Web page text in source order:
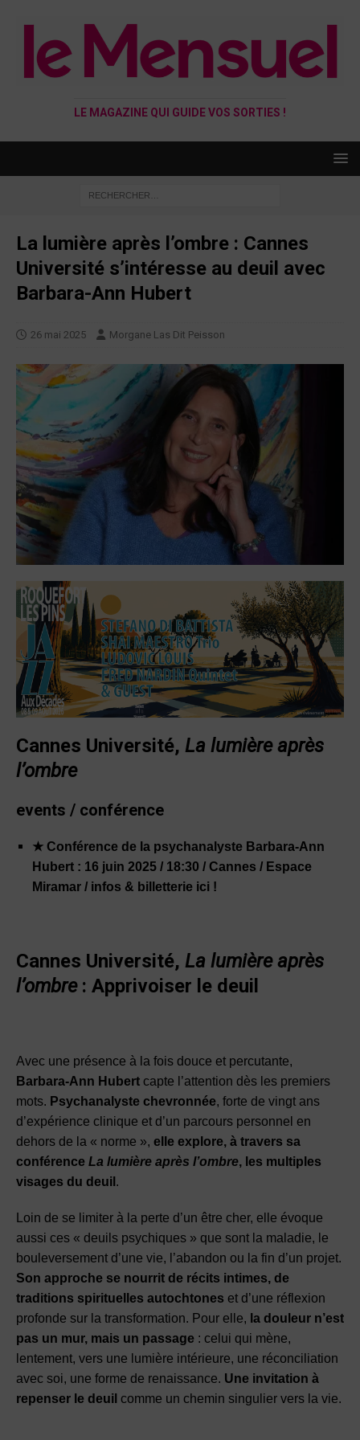
LE MAGAZINE QUI GUIDE VOS SORTIES !
La lumière après l’ombre : Cannes
Université s’intéresse au deuil avec
Barbara-Ann Hubert
26 mai 2025 Morgane Las Dit Peisson
Cannes Université, La lumière après
l’ombre
events / conférence
★ Conférence de la psychanalyste Barbara-Ann
Hubert : 16 juin 2025 / 18:30 / Cannes / Espace
Miramar / infos & billetterie ici !
Cannes Université, La lumière après
l’ombre: Apprivoiser le deuil
Avec une présence à la fois douce et percutante,
Barbara-Ann Hubert capte l’attention dès les premiers
mots. Psychanalyste chevronnée, forte de vingt ans
d’expérience clinique et d’un parcours personnel en
dehors de la « norme », elle explore, à travers sa
conférence La lumière après l’ombre, les multiples
visages du deuil .
Loin de se limiter à la perte d’un être cher, elle évoque
aussi ces « deuils psychiques » que sont la maladie, le
bouleversement d’une vie, l’abandon ou la fin d’un projet.
Son approche se nourrit de récits intimes, de
traditions spirituelles autochtones et d’une réflexion
profonde sur la transformation. Pour elle, la douleur n’est
pas un mur, mais un passage : celui qui mène,
lentement, vers une lumière intérieure, une réconciliation
avec soi, une forme de renaissance. Une invitation à
repenser le deuil comme un chemin singulier vers la vie.